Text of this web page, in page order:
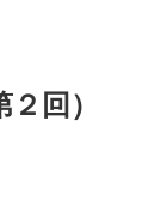
回）